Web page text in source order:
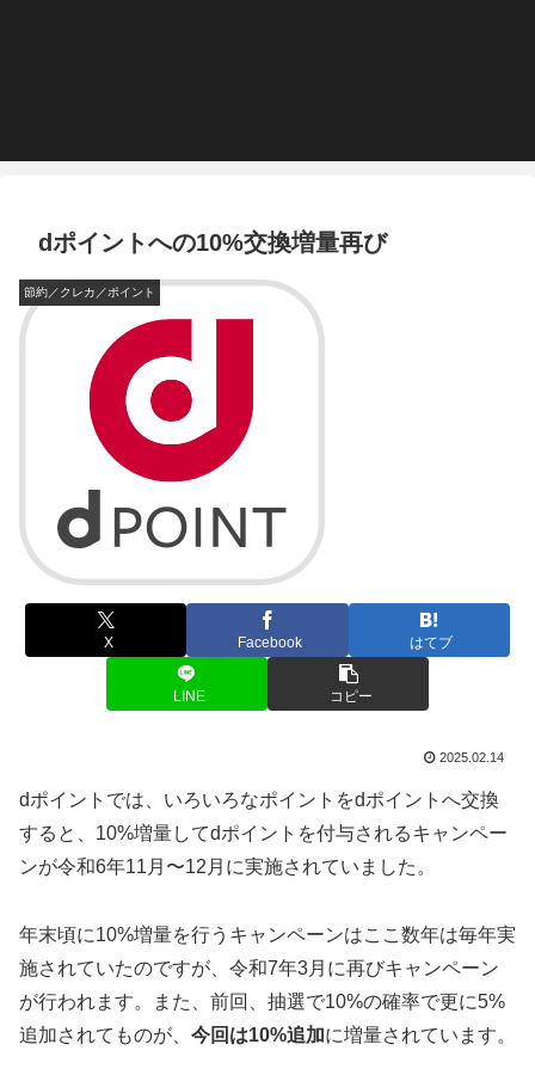
dポイントへの10%交換増量再び
節約／クレカ／ポイント
X Facebook はてブ
LINE コピー
2025.02.14
dポイントでは、いろいろなポイントをdポイントへ交換
すると、10%増量してdポイントを付与されるキャンペー
ンが令和6年11月〜12月に実施されていました。
年末頃に10%増量を行うキャンペーンはここ数年は毎年実
施されていたのですが、令和7年3月に再びキャンペーン
が行われます。また、前回、抽選で10%の確率で更に5%
追加されてものが、 今回は10%追加に増量されています。